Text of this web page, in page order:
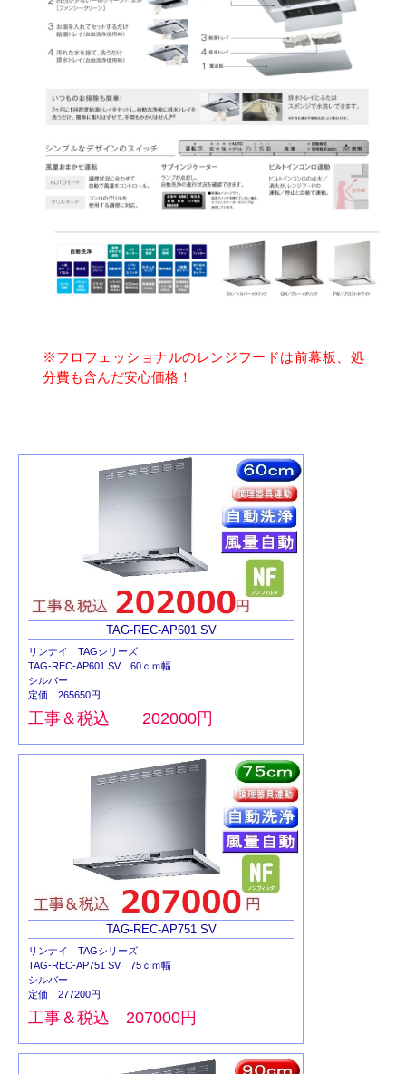
※フロフェッショナルのレンジフードは前幕板、処
分費も含んだ安心価格！
TAG-REC-AP601 SV
リンナイ TAGシリーズ
TAG-REC-AP601 SV 60ｃｍ幅
シルバー
定価 265650円
工事＆税込 202000円
TAG-REC-AP751 SV
リンナイ TAGシリーズ
TAG-REC-AP751 SV 75ｃｍ幅
シルバー
定価 277200円
工事＆税込 207000円